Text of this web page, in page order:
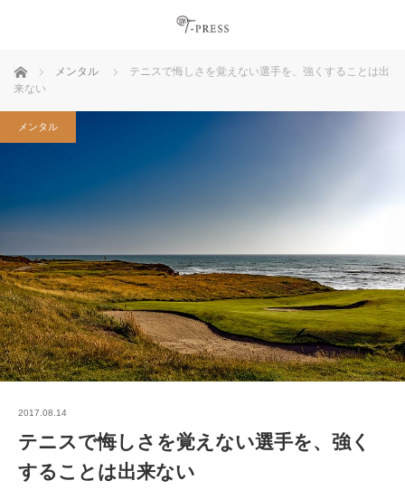
ホーム メンタル
テニスで悔しさを覚えない選手を、強くすることは出
来ない
メンタル
2017.08.14
テニスで悔しさを覚えない選手を、強く
することは出来ない